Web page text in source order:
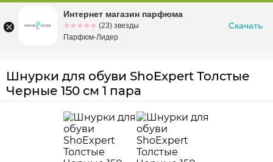
Омскул. Заозерная, 11, к. 1
Шнурки для обуви ShoExpert Толстые
Черные 150 см 1 пара
Интернет магазин парфюма
☆☆☆☆☆
★★★★★ (23) звезды
Парфюм-Лидер
Скачать